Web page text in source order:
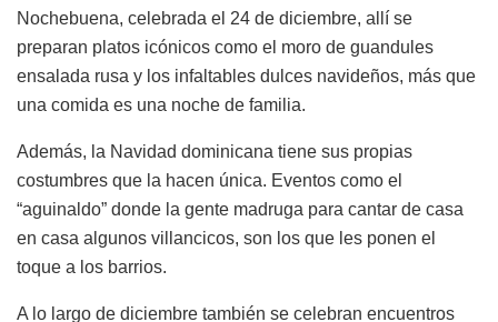
Nochebuena, celebrada el 24 de diciembre, allí se
preparan platos icónicos como el moro de guandules
ensalada rusa y los infaltables dulces navideños, más que
una comida es una noche de familia.
Además, la Navidad dominicana tiene sus propias
costumbres que la hacen única. Eventos como el
“aguinaldo” donde la gente madruga para cantar de casa
en casa algunos villancicos, son los que les ponen el
toque a los barrios.
A lo largo de diciembre también se celebran encuentros